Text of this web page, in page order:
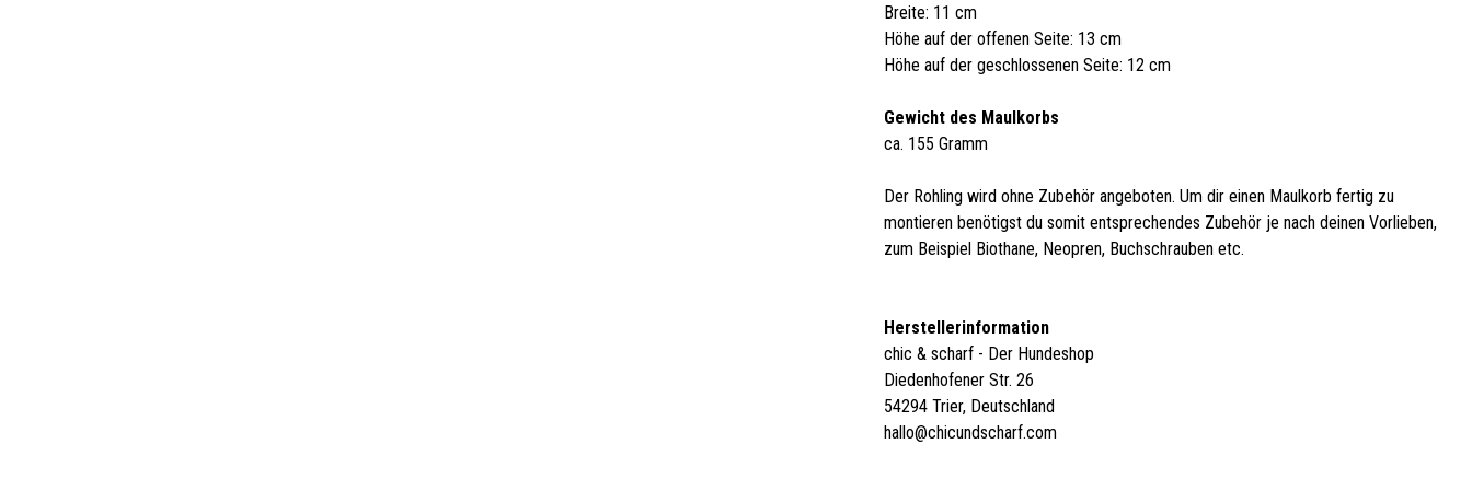
Breite: 11 cm
Höhe auf der offenen Seite: 13 cm
Höhe auf der geschlossenen Seite: 12 cm
Gewicht des Maulkorbs
ca. 155 Gramm
Der Rohling wird ohne Zubehör angeboten. Um dir einen Maulkorb fertig zu
montieren benötigst du somit entsprechendes Zubehör je nach deinen Vorlieben,
zum Beispiel Biothane, Neopren, Buchschrauben etc.
Herstellerinformation
chic & scharf - Der Hundeshop
Diedenhofener Str. 26
54294 Trier, Deutschland
hallo@chicundscharf.com